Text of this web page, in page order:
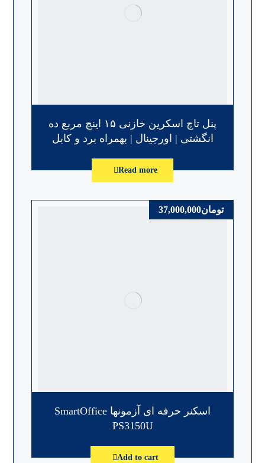
پنل تاچ اسکرین خازنی ١۵ اینچ مربع ده
انگشتی | اورجینال | بهمراه برد و کابل
Read more
اسکنر حرفه ای آزمونها SmartOffice
PS3150U
تومان37,000,000
Add to cart